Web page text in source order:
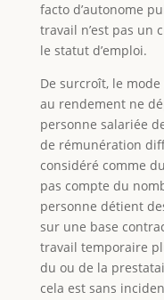
facto d’autonome
travail n’est pas
le statut d’emploi.
De surcroît, le
au rendement ne
personne salariée
de rémunération
considéré comme
pas compte du
personne détient
sur une base
travail temporaire
du ou de la
cela est sans